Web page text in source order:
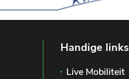
Handige links
Live Mobiliteit